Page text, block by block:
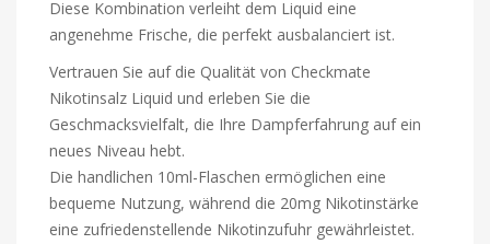
Diese Kombination verleiht dem Liquid eine
angenehme Frische, die perfekt ausbalanciert ist.
Vertrauen Sie auf die Qualität von Checkmate
Nikotinsalz Liquid und erleben Sie die
Geschmacksvielfalt, die Ihre Dampferfahrung auf ein
neues Niveau hebt.
Die handlichen 10ml-Flaschen ermöglichen eine
bequeme Nutzung, während die 20mg Nikotinstärke
eine zufriedenstellende Nikotinzufuhr gewährleistet.